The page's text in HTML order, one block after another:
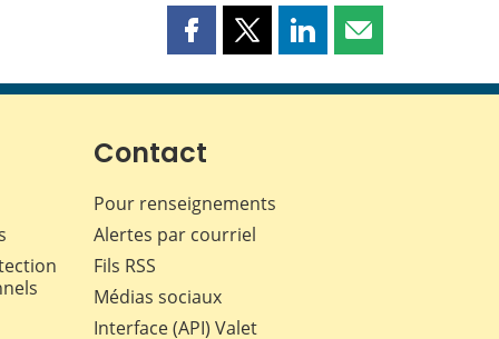
Partager
page
Facebook
Partager
page
Partager
page
Partager
page
Contact
Pour renseignements
Alertes par courriel
Fils RSS
Médias sociaux
Interface (API) Valet